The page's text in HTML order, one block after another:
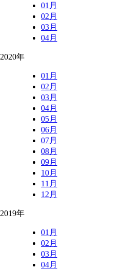
01月
02月
03月
04月
2020年
01月
02月
03月
04月
05月
06月
07月
08月
09月
10月
11月
12月
2019年
01月
02月
03月
04月